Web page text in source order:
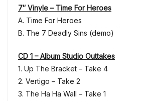
7″ Vinyle – Time For Heroes
A. Time For Heroes
B. The 7 Deadly Sins (demo)
CD 1 – Album Studio Outtakes
1. Up The Bracket – Take 4
2. Vertigo – Take 2
3. The Ha Ha Wall – Take 1